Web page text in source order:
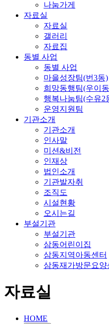
나눔가게
자료실
자료실
갤러리
자료집
동별 사업
동별 사업
마을성장팀(번3동)
희망동행팀(우이
행복나눔팀(수유2
운영지원팀
기관소개
기관소개
인사말
미션&비전
인재상
법인소개
기관발자취
조직도
시설현황
오시는길
부설기관
부설기관
삼동어린이집
삼동지역아동센터
삼동재가방문요양
자료실
HOME